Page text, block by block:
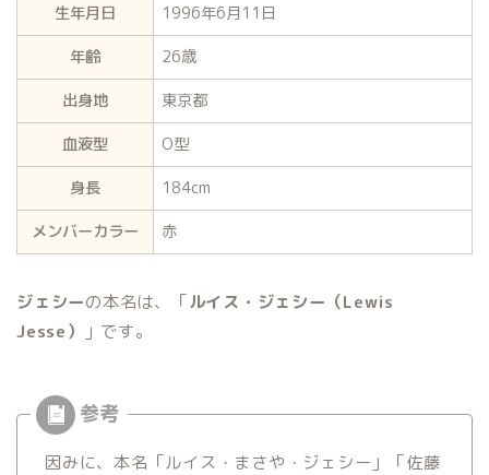
生年月日
1996年6月11日
年齢
26歳
出身地
東京都
血液型
O型
身長
184cm
メンバーカラー
赤
ジェシーの本名は、「ルイス・ジェシー（Lewis
Jesse）
」です。
因みに、本名「ルイス・まさや・ジェシー」「佐藤